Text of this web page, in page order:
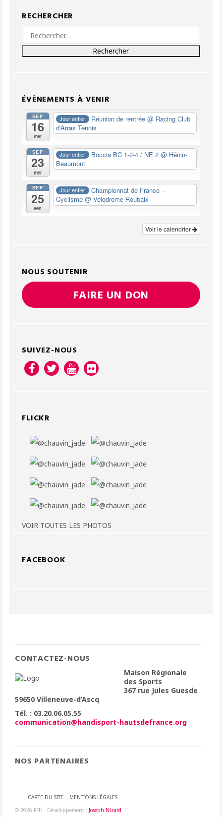
RECHERCHER
Rechercher :
ÉVÈNEMENTS À VENIR
SEP
16
mer
Jour entier Réunion de rentrée@ Racing Club
d'Arras Tennis
SEP
23
mer
Jour entier Boccia BC 1-2-4 / NE 2@ Hénin-
Beaumont
SEP
25
ven
Jour entier
Championnat de France –
Cyclisme @ Vélodrome Roubaix
Voir le calendrier
NOUS SOUTENIR
FAIRE UN DON
SUIVEZ-NOUS
FLICKR
VOIR TOUTES LES PHOTOS
FACEBOOK
CONTACTEZ-NOUS
Maison Régionale
des Sports
367 rue Jules Guesde
59650 Villeneuve-d’Ascq
Tél. : 03.20.06.05.55
communication@handisport-hautsdefrance.org
NOS PARTENAIRES
CARTE DU SITE
MENTIONS LÉGALES
© 2026 FFH - Développement : Joseph Nizard